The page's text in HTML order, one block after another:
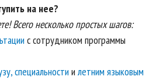
на нее?
Всего несколько простых шагов:
с сотрудником программы
специальности и летним языковым